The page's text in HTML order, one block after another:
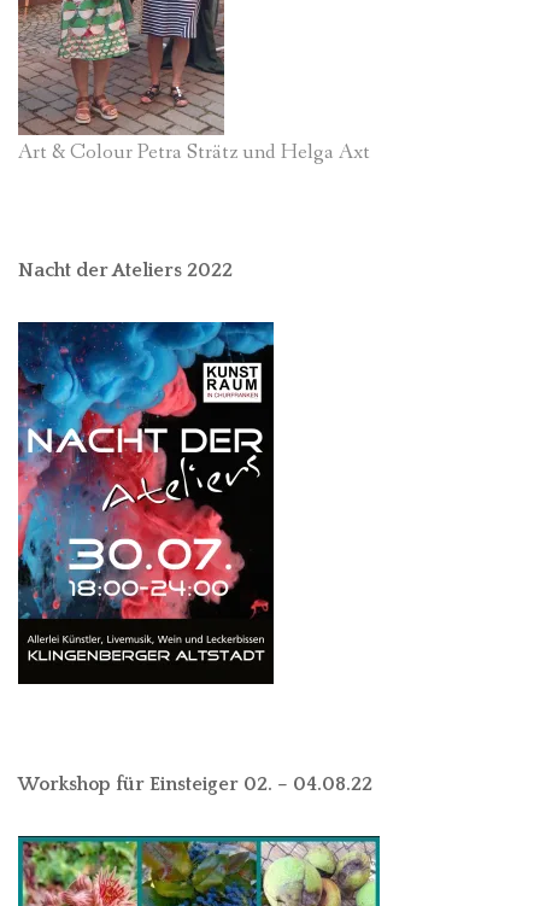
Art & Colour Petra Strätz und Helga Axt
Nacht der Ateliers 2022
Workshop für Einsteiger 02. – 04.08.22